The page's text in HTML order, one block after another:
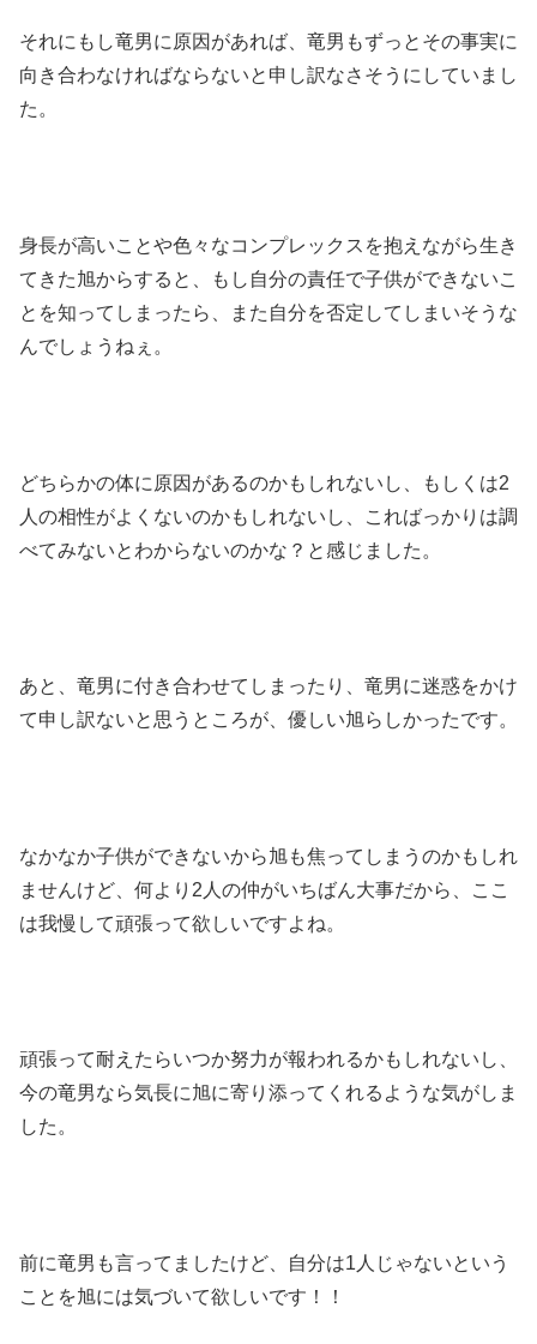
それにもし竜男に原因があれば、竜男もずっとその事実に
向き合わなければならないと申し訳なさそうにしていまし
た。
身長が高いことや色々なコンプレックスを抱えながら生き
てきた旭からすると、もし自分の責任で子供ができないこ
とを知ってしまったら、また自分を否定してしまいそうな
んでしょうねぇ。
どちらかの体に原因があるのかもしれないし、もしくは2
人の相性がよくないのかもしれないし、こればっかりは調
べてみないとわからないのかな？と感じました。
あと、竜男に付き合わせてしまったり、竜男に迷惑をかけ
て申し訳ないと思うところが、優しい旭らしかったです。
なかなか子供ができないから旭も焦ってしまうのかもしれ
ませんけど、何より2人の仲がいちばん大事だから、ここ
は我慢して頑張って欲しいですよね。
頑張って耐えたらいつか努力が報われるかもしれないし、
今の竜男なら気長に旭に寄り添ってくれるような気がしま
した。
前に竜男も言ってましたけど、自分は1人じゃないという
ことを旭には気づいて欲しいです！！